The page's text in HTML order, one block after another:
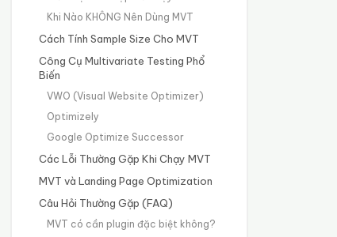
Khi Nào KHÔNG Nên Dùng MVT
Cách Tính Sample Size Cho MVT
Công Cụ Multivariate Testing Phổ
Biến
VWO (Visual Website Optimizer)
Optimizely
Google Optimize Successor
Các Lỗi Thường Gặp Khi Chạy MVT
MVT và Landing Page Optimization
Câu Hỏi Thường Gặp (FAQ)
MVT có cần plugin đặc biệt không?